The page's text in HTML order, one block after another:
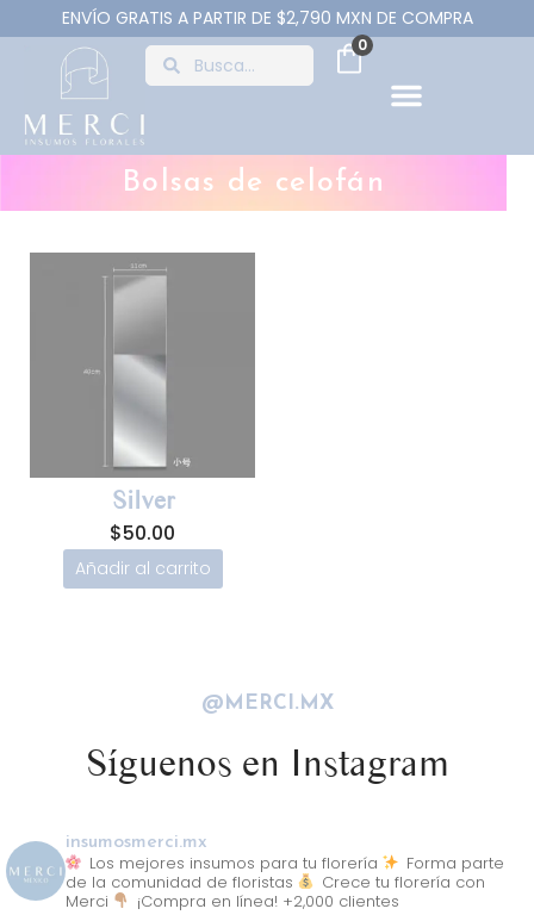
ENVÍO GRATIS A PARTIR DE $2,790 MXN DE COMPRA
0
Bolsas de celofán
Silver
$50.00
Añadir al carrito
@MERCI.MX
Síguenos en Instagram
insumosmerci.mx
Los mejores insumos para tu florería
Forma parte
de la comunidad de floristas
Crece tu florería con
Merci
¡Compra en línea! +2,000 clientes